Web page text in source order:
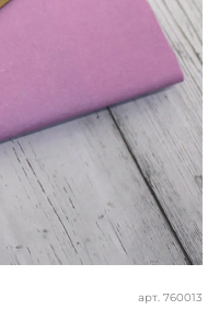
арт. 760013